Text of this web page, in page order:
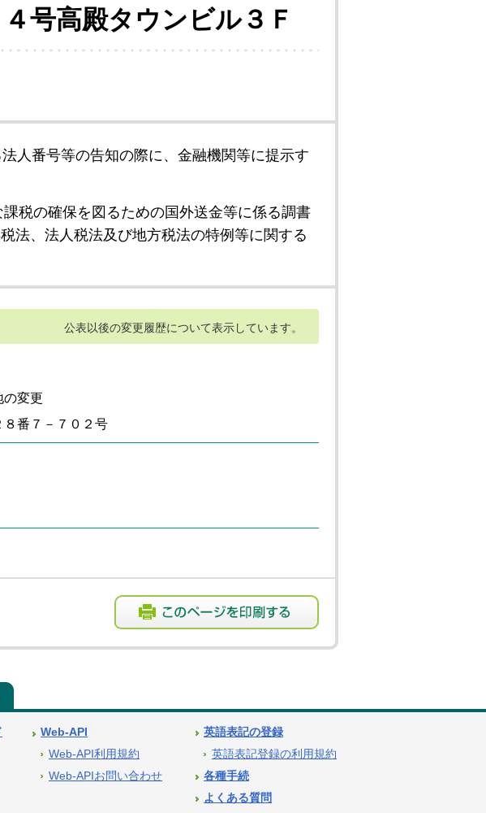
号高殿タウンビル３Ｆ
人番号等の告知の際に、金融機関等に提示す
税の確保を図るための国外送金等に係る調書
法、法人税法及び地方税法の特例等に関する
公表以後の変更履歴について表示しています。
の変更
番７－７０２号
Web-API
Web-API利用規約
Web-APIお問い合わせ
英語表記の登録
英語表記登録の利用規約
各種手続
よくある質問